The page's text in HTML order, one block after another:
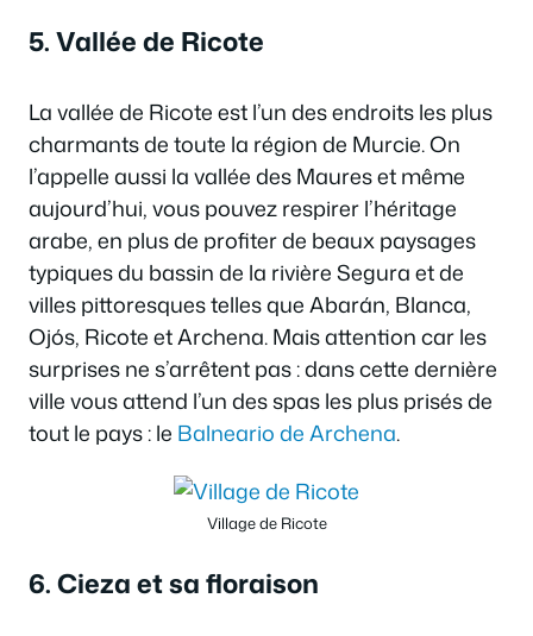
5. Vallée de Ricote
La vallée de Ricote est l’un des endroits les plus
charmants de toute la région de Murcie. On
l’appelle aussi la vallée des Maures et même
aujourd’hui, vous pouvez respirer l’héritage
arabe, en plus de profiter de beaux paysages
typiques du bassin de la rivière Segura et de
villes pittoresques telles que Abarán, Blanca,
Ojós, Ricote et Archena. Mais attention car les
surprises ne s’arrêtent pas : dans cette dernière
ville vous attend l’un des spas les plus prisés de
tout le pays : le Balneario de Archena.
Village de Ricote
6. Cieza et sa floraison